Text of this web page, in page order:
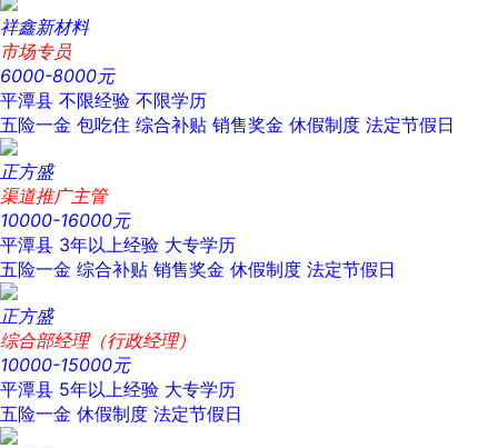
祥鑫新材料
市场专员
6000-8000元
平潭县 不限经验 不限学历
五险一金 包吃住 综合补贴 销售奖金 休假制度 法定节假日
正方盛
渠道推广主管
10000-16000元
平潭县 3年以上经验 大专学历
五险一金 综合补贴 销售奖金 休假制度 法定节假日
正方盛
综合部经理（行政经理）
10000-15000元
平潭县 5年以上经验 大专学历
五险一金 休假制度 法定节假日